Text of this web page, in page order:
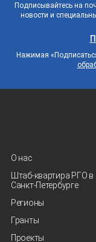
Подписывайтесь на
новости и
Нажимая
О нас
Штаб-квартира РГО в
Санкт‑Петербурге
Регионы
Гранты
Проекты